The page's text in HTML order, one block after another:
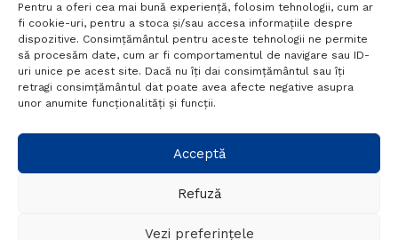
Pentru a oferi cea mai bună experiență, folosim tehnologii, cum ar
fi cookie-uri, pentru a stoca și/sau accesa informațiile despre
dispozitive. Consimțământul pentru aceste tehnologii ne permite
să procesăm date, cum ar fi comportamentul de navigare sau ID-
uri unice pe acest site. Dacă nu îți dai consimțământul sau îți
retragi consimțământul dat poate avea afecte negative asupra
unor anumite funcționalități și funcții.
Acceptă
Refuză
Vezi preferințele
Termeni si conditii
Politică de confidențialitate
Politica cookies
Setări GDPR
+40 788 760 194